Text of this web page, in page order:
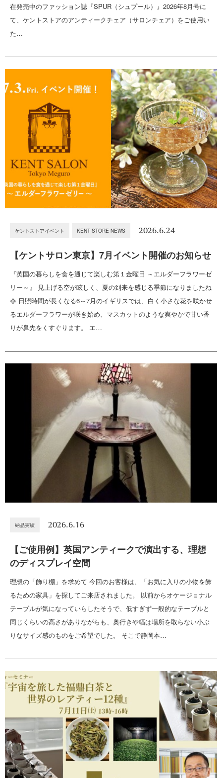
在発売中のファッション誌『SPUR（シュプール）』2026年8月号に
て、ケントストアのアンティークチェア（サロンチェア）をご使用い
た…
ケントストアイベント KENT STORE NEWS 2026.6.24
【ケントサロン東京】7月イベント開催のお知らせ
『英国の暮らしを食を通じて楽しむ第１金曜日 ～エルダーフラワーゼ
リー～』 見上げる空が眩しく、夏の到来を感じる季節になりましたね
🌞 日照時間が長くなる6～7月のイギリスでは、白く小さな花を咲かせ
るエルダーフラワーが咲き始め、マスカットのような爽やかで甘い香
りが鼻先をくすぐります。 エ…
納品実績 2026.6.16
【ご使用例】英国アンティークで演出する、理想
のディスプレイ空間
理想の「飾り棚」を求めて 今回のお客様は、「お気に入りの小物を飾
るための家具」を探してご来店されました。 以前からオケージョナル
テーブルが気になっていらしたそうで、低すぎず一般的なテーブルと
同じくらいの高さがありながらも、奥行きや幅は場所を取らない小ぶ
りなサイズ感のものをご希望でした。 そこで静岡本…